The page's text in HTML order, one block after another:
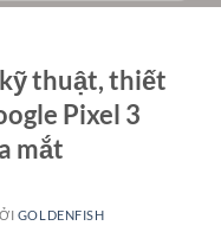
thuật, thiết
Pixel 3
mắt
GOLDENFISH